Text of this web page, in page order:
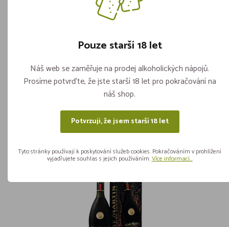
ST-Remy V.S.O.P. GPK 36% 0,7l
Skladem více jak 5 kusů
499,- Vložit do košíku
Pouze starší 18 let
Náš web se zaměřuje na prodej alkoholických nápojů.
Prosíme potvrďte, že jste starší 18 let pro pokračování na
náš shop.
Potvrzuji, že jsem starší 18 let
Tyto stránky používají k poskytování služeb cookies. Pokračováním v prohlížení
vyjadřujete souhlas s jejich používáním.Více informací...